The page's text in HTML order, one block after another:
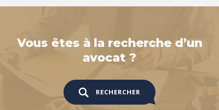
Vous êtes à la recherche d’un
avocat ?
RECHERCHER